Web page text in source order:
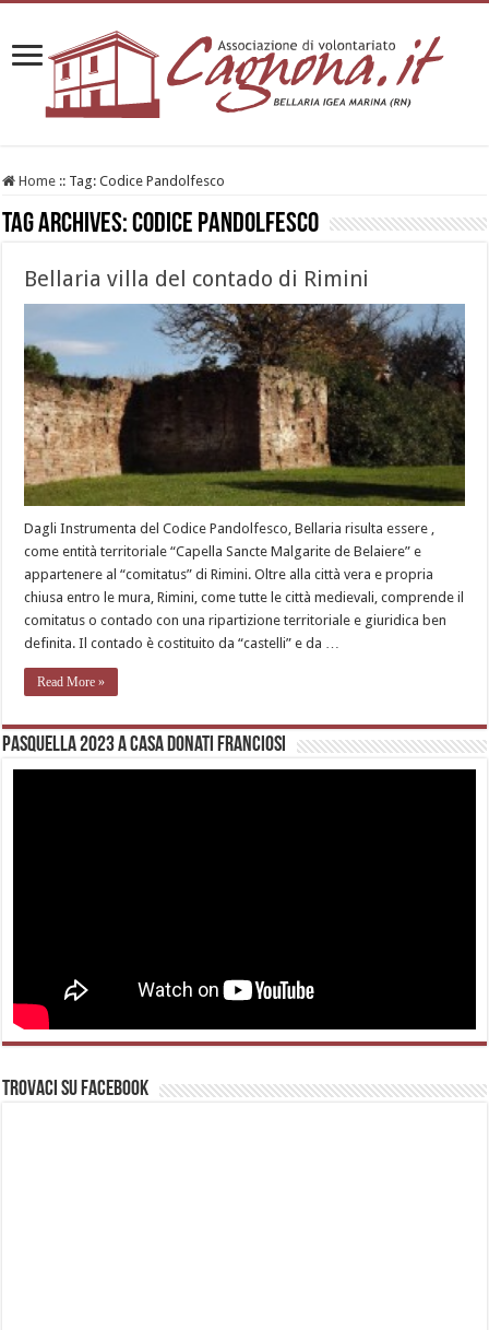
Home :: Tag:Codice Pandolfesco
Tag Archives:Codice Pandolfesco
Bellaria villa del contado di Rimini
Dagli Instrumenta del Codice Pandolfesco, Bellaria risulta essere ,
come entità territoriale “Capella Sancte Malgarite de Belaiere” e
appartenere al “comitatus” di Rimini. Oltre alla città vera e propria
chiusa entro le mura, Rimini, come tutte le città medievali, comprende il
comitatus o contado con una ripartizione territoriale e giuridica ben
definita. Il contado è costituito da “castelli” e da …
Read More »
Pasquella 2023 a casa Donati Franciosi
Trovaci su Facebook